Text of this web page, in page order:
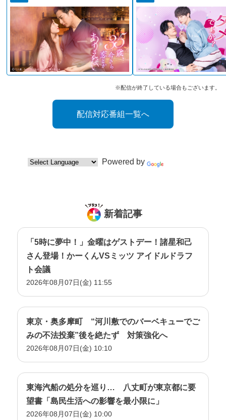
※配信が終了している場合もございます。
配信対応番組一覧へ
Powered by
新着記事
「5時に夢中！」金曜はゲストデー！諸星和己
さん登場！かーくんVSミッツ アイドルドラフ
ト会議
2026年08月07日(金) 11:55
東京・奥多摩町 “河川敷でのバーベキューでご
みの不法投棄”後を絶たず 対策強化へ
2026年08月07日(金) 10:10
東海汽船の処分を巡り… 八丈町が東京都に要
望書「島民生活への影響を最小限に」
2026年08月07日(金) 10:00